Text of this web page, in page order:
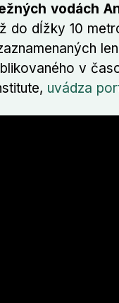
vodách
do dĺžky 10
v
uvádza